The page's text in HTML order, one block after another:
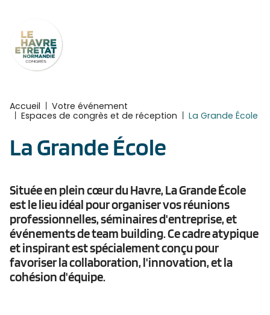
Accueil Votre événement
Espaces de congrès et de réception La Grande École
La Grande École
Située en plein cœur du Havre, La Grande École
est le lieu idéal pour organiser vos réunions
professionnelles, séminaires d'entreprise, et
événements de team building. Ce cadre atypique
et inspirant est spécialement conçu pour
favoriser la collaboration, l'innovation, et la
cohésion d'équipe.